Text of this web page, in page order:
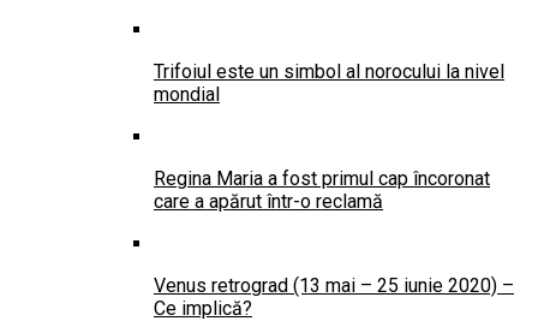
Trifoiul este un simbol al norocului la nivel
mondial
Regina Maria a fost primul cap încoronat
care a apărut într-o reclamă
Venus retrograd (13 mai – 25 iunie 2020) –
Ce implică?